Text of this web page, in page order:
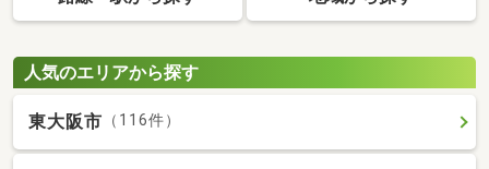
人気のエリアから探す
東大阪市 （116件）